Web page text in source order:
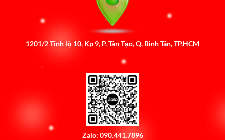
1201/2 Tỉnh lộ 10, Kp 9, P. Tân Tạo, Q. Bình Tân, TP.HCM
Zalo: 090.441.7896